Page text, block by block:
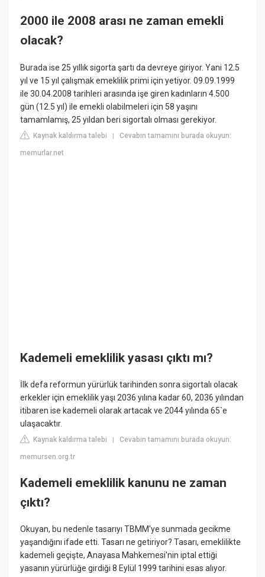
2000 ile 2008 arası ne zaman emekli
olacak?
Burada ise 25 yıllık sigorta şartı da devreye giriyor. Yani 12.5
yıl ve 15 yıl çalışmak emeklilik primi için yetiyor. 09.09.1999
ile 30.04.2008 tarihleri arasında işe giren kadınların 4.500
gün (12.5 yıl) ile emekli olabilmeleri için 58 yaşını
tamamlamış, 25 yıldan beri sigortalı olması gerekiyor.
Kaynak kaldırma talebi |Cevabın tamamını burada okuyun:
memurlar.net
Kademeli emeklilik yasası çıktı mı?
İlk defa reformun yürürlük tarihinden sonra sigortalı olacak
erkekler için emeklilik yaşı 2036 yılına kadar 60, 2036 yılından
itibaren ise kademeli olarak artacak ve 2044 yılında 65`e
ulaşacaktır.
Kaynak kaldırma talebi |Cevabın tamamını burada okuyun:
memursen.org.tr
Kademeli emeklilik kanunu ne zaman
çıktı?
Okuyan, bu nedenle tasarıyı TBMM'ye sunmada gecikme
yaşandığını ifade etti. Tasarı ne getiriyor? Tasarı, emeklilikte
kademeli geçişte, Anayasa Mahkemesi'nin iptal ettiği
yasanın yürürlüğe girdiği 8 Eylül 1999 tarihini esas alıyor.